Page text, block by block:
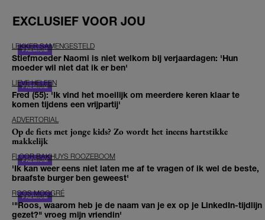
EXCLUSIEF VOOR JOU
LEKKER SAMENGESTELD
Stiefmoeder Naomi is niet welkom bij verjaardagen: 'Hun
moeder wil niet dat ik er ben'
LIEVE HELEEN
Fred (55): 'Ik vind het moeilijk om meerdere keren klaar te
komen tijdens een vrijpartij'
ADVERTORIAL
Op de fiets met jonge kids? Zo wordt het ineens hartstikke
makkelijk
FLOOR BAKHUYS ROOZEBOOM
'Ik kan weer eens niet laten me af te vragen of ik wel de beste,
braafste burger ben geweest'
ROOS MOGGRÉ
'"Roos, waarom heb je de naam van je ex op je LinkedIn-tijdlijn
gezet?" vroeg mijn vriendin'